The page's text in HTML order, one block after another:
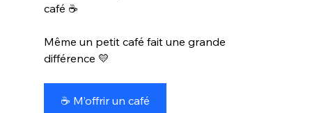
café ☕
Même un petit café fait une grande
différence 💛
☕ M’offrir un café